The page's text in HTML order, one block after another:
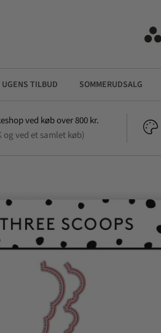
UGENS TILBUD SOMMERUDSALG
ved køb over 800 kr.
ved et samlet køb)